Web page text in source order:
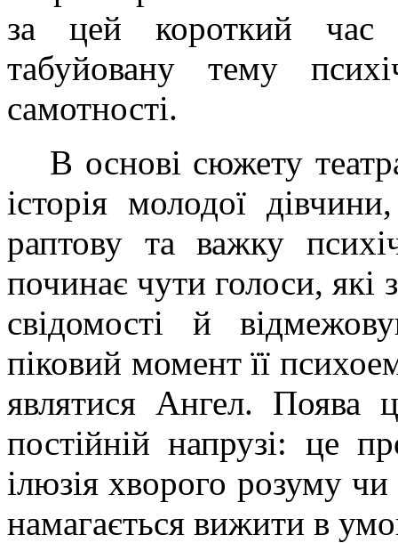
за цей короткий час
табуйовану тему
самотності.
В основі сюжету
історія молодої
раптову та важку
починає чути голоси, які
свідомості й
піковий момент її
являтися Ангел. Поява
постійній напрузі: це
ілюзія хворого розуму
намагається вижити в